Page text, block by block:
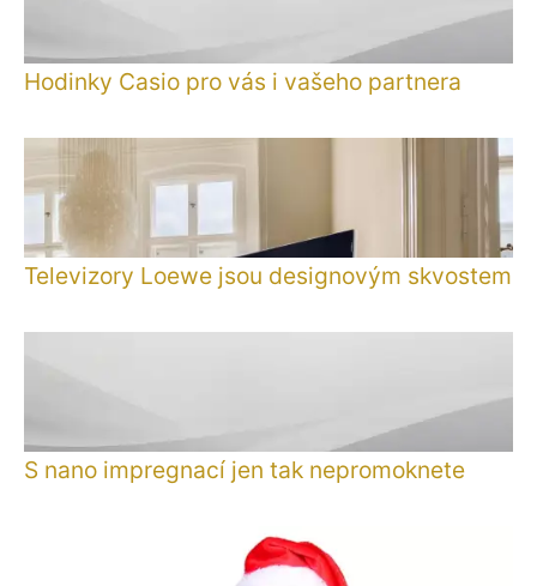
Hodinky Casio pro vás i vašeho partnera
Televizory Loewe jsou designovým skvostem
S nano impregnací jen tak nepromoknete